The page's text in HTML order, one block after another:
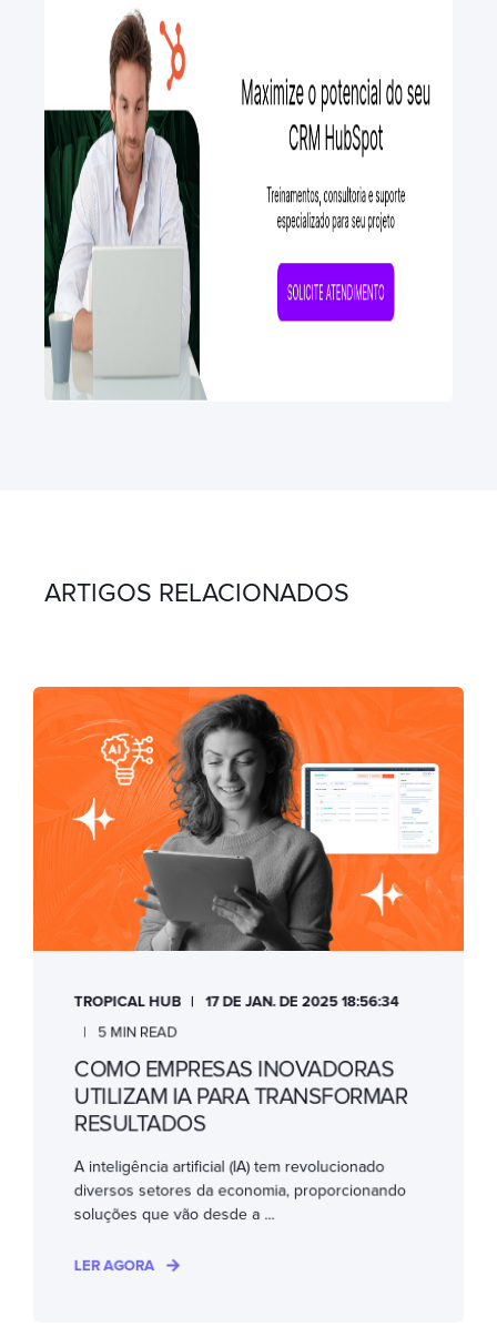
ARTIGOS RELACIONADOS
TROPICAL HUB 17 DE JAN. DE 2025 18:56:34
5 MIN READ
COMO EMPRESAS INOVADORAS
UTILIZAM IA PARA TRANSFORMAR
RESULTADOS
A inteligência artificial (IA) tem revolucionado
diversos setores da economia, proporcionando
soluções que vão desde a ...
LER AGORA